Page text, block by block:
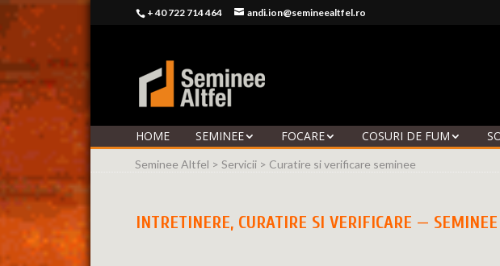
+ 40 722 714 464 andi.ion@semineealtfel.ro
HOME SEMINEE FOCARE COSURI DE FUM
Seminee Altfel > Servicii > Curatire si verificare seminee
INTRETINERE, CURATIRE SI VERIFICARE —